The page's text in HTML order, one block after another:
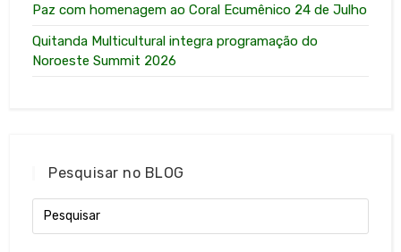
Paz com homenagem ao Coral Ecumênico 24 de Julho
Quitanda Multicultural integra programação do
Noroeste Summit 2026
Pesquisar no BLOG